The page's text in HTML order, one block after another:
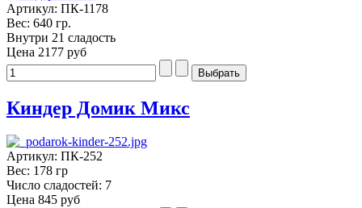
Артикул: ПК-1178
Вес: 640 гр.
Внутри 21 сладость
Цена 2177 руб
Киндер Домик Микс
Артикул: ПК-252
Вес: 178 гр
Число сладостей: 7
Цена 845 руб